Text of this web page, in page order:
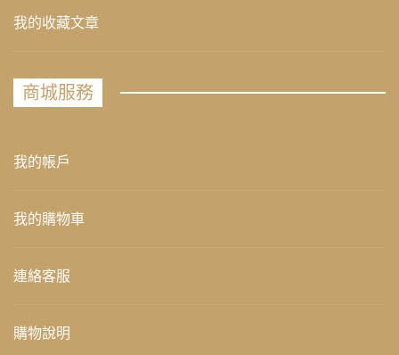
我的收藏文章
商城服務
我的帳戶
我的購物車
連絡客服
購物說明